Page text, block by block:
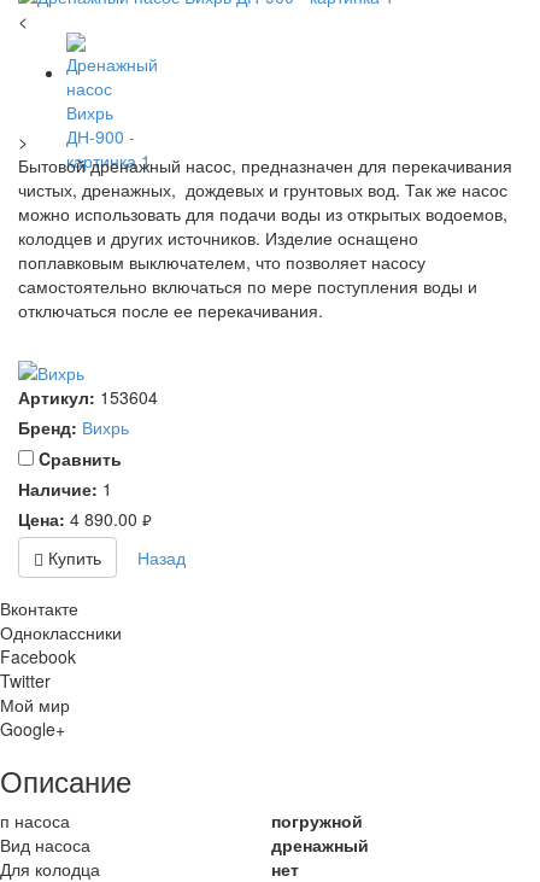
<
>
Бытовой дренажный насос, предназначен для перекачивания
чистых, дренажных, дождевых и грунтовых вод. Так же насос
можно использовать для подачи воды из открытых водоемов,
колодцев и других источников. Изделие оснащено
поплавковым выключателем, что позволяет насосу
самостоятельно включаться по мере поступления воды и
отключаться после ее перекачивания.
Артикул: 153604
Бренд: Вихрь
Cравнить
Наличие: 1
Цена: 4 890.00 руб.
Купить Назад
Вконтакте
Одноклассники
Facebook
Twitter
Мой мир
Google+
Описание
п насоса
погружной
Вид насоса
дренажный
Для колодца
нет